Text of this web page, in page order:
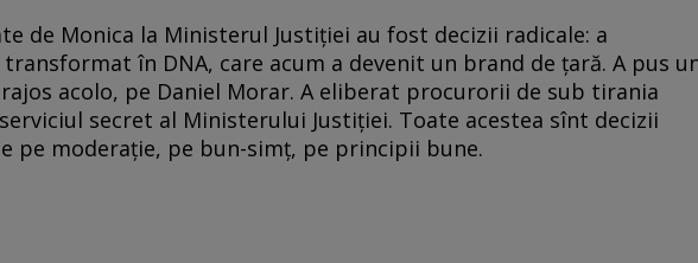
de Monica la Ministerul Justiţiei au fost decizii radicale: a
în DNA, care acum a devenit un brand de ţară. A pus
acolo, pe Daniel Morar. A eliberat procurorii de sub tirania
secret al Ministerului Justiţiei. Toate acestea sînt decizii
pe moderaţie, pe bun-simţ, pe principii bune.